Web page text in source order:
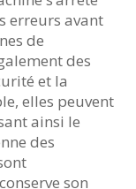
erreurs avant
de
des
et la
elles peuvent
ainsi le
des
son